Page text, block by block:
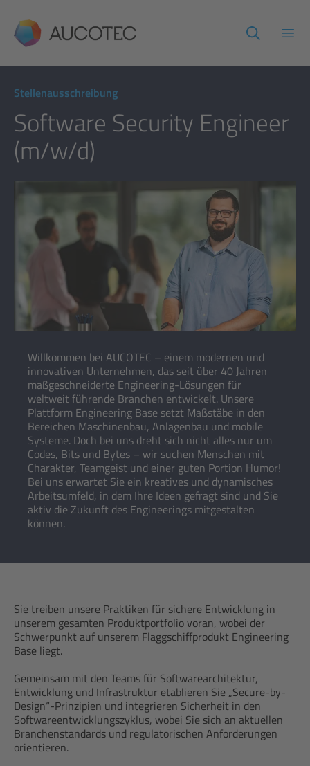
AUCOTEC
Stellenausschreibung
Software Security Engineer
(m/w/d)
Willkommen bei AUCOTEC – einem modernen und
innovativen Unternehmen, das seit über 40 Jahren
maßgeschneiderte Engineering-Lösungen für
weltweit führende Branchen entwickelt. Unsere
Plattform Engineering Base setzt Maßstäbe in den
Bereichen Maschinenbau, Anlagenbau und mobile
Systeme. Doch bei uns dreht sich nicht alles nur um
Codes, Bits und Bytes – wir suchen Menschen mit
Charakter, Teamgeist und einer guten Portion Humor!
Bei uns erwartet Sie ein kreatives und dynamisches
Arbeitsumfeld, in dem Ihre Ideen gefragt sind und Sie
aktiv die Zukunft des Engineerings mitgestalten
können.
Sie treiben unsere Praktiken für sichere Entwicklung in
unserem gesamten Produktportfolio voran, wobei der
Schwerpunkt auf unserem Flaggschiffprodukt Engineering
Base liegt.
Gemeinsam mit den Teams für Softwarearchitektur,
Entwicklung und Infrastruktur etablieren Sie „Secure-by-
Design“-Prinzipien und integrieren Sicherheit in den
Softwareentwicklungszyklus, wobei Sie sich an aktuellen
Branchenstandards und regulatorischen Anforderungen
orientieren.